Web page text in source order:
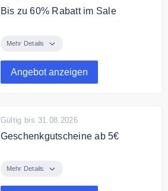
Bis zu 60% Rabatt im Sale
ausgewählte Artikel im Sale.
Mehr Details
Angebot anzeigen
Gültig bis 31.08.2026
Geschenkgutscheine ab 5€
Geschenkgutscheine von Galeria
Mehr Details